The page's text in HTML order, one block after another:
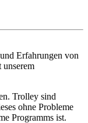
Erfahrungen von
Trolley sind
ohne Probleme
Programms ist.